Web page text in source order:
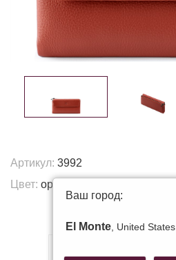
Артикул: 3992
Цвет: оранжевый
Ваш город:
El Monte , United States